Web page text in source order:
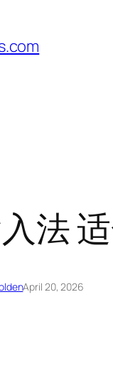
法
April 20, 2026